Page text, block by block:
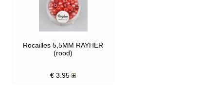
Rocailles 5,5MM RAYHER
(rood)
€ 3.95